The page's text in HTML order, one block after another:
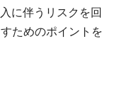
に伴うリスクを回
ためのポイントを